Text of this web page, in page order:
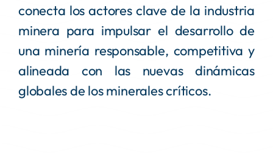
conecta los actores clave de la industria
minera para impulsar el desarrollo de
una minería responsable, competitiva y
alineada con las nuevas dinámicas
globales de los minerales críticos.